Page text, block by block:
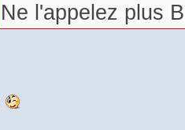
Ne l'appelez plus